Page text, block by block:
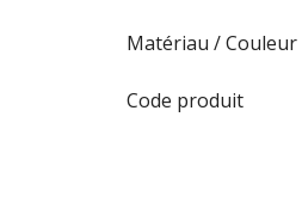
Matériau / Couleur
Code produit